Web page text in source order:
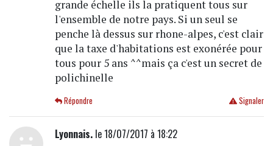
grande échelle ils la pratiquent tous sur
l'ensemble de notre pays. Si un seul se
penche là dessus sur rhone-alpes, c'est clair
que la taxe d'habitations est exonérée pour
tous pour 5 ans ^^mais ça c'est un secret de
polichinelle
Signaler
Répondre
Lyonnais.le 18/07/2017 à 18:22